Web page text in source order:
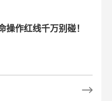
操作红线千万别碰！